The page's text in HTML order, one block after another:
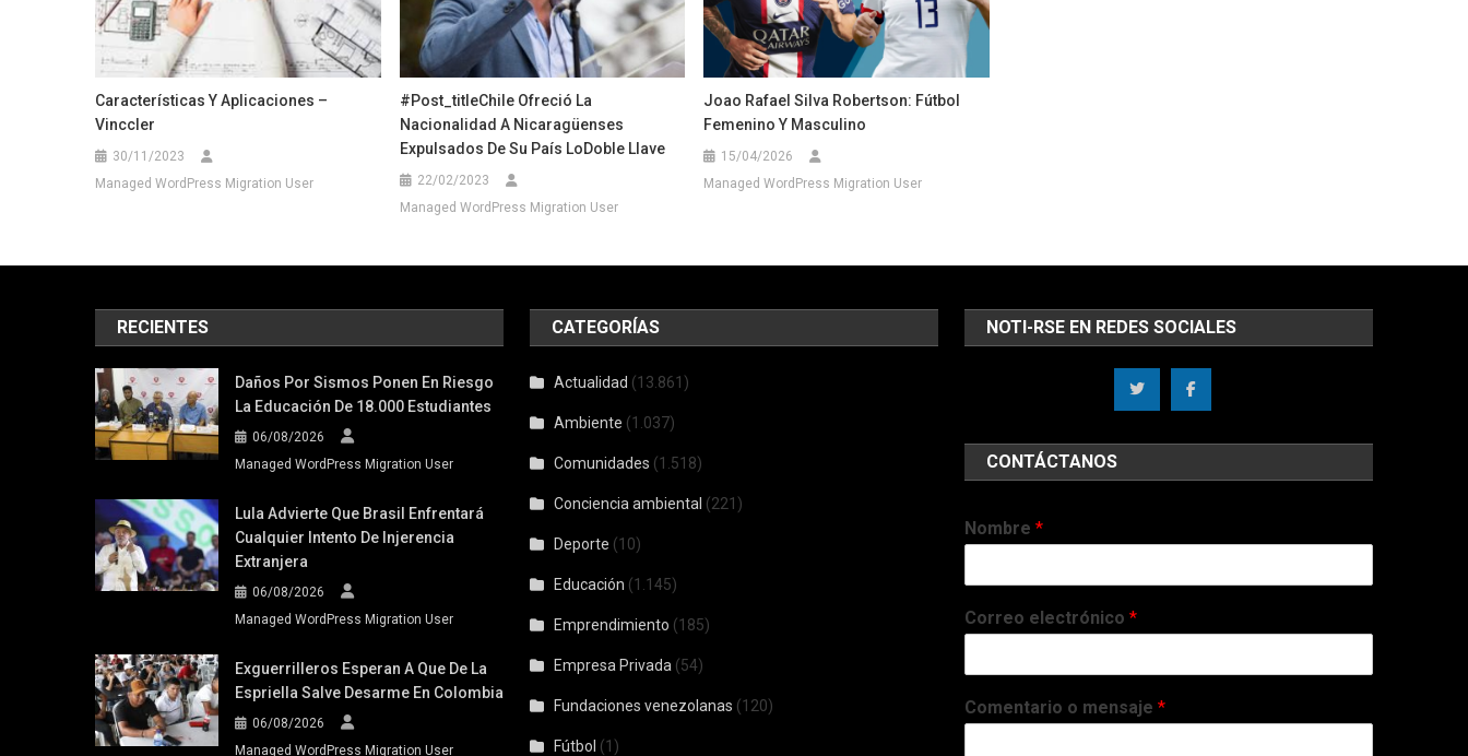
Características Y Aplicaciones –
Vinccler
30/11/2023
Managed WordPress Migration User
#post_titleChile Ofreció La
Nacionalidad A Nicaragüenses
Expulsados De Su País LoDoble Llave
22/02/2023
Managed WordPress Migration User
Joao Rafael Silva Robertson: Fútbol
Femenino Y Masculino
15/04/2026
Managed WordPress Migration User
RECIENTES
Daños Por Sismos Ponen En Riesgo
La Educación De 18.000 Estudiantes
06/08/2026
Managed WordPress Migration User
Lula Advierte Que Brasil Enfrentará
Cualquier Intento De Injerencia
Extranjera
06/08/2026
Managed WordPress Migration User
Exguerrilleros Esperan A Que De La
Espriella Salve Desarme En Colombia
06/08/2026
Managed WordPress Migration User
CATEGORÍAS
Actualidad (13.861)
Ambiente (1.037)
Comunidades (1.518)
Conciencia ambiental (221)
Deporte (10)
Educación (1.145)
Emprendimiento (185)
Empresa Privada (54)
Fundaciones venezolanas (120)
Fútbol (1)
NOTI-RSE EN REDES SOCIALES
CONTÁCTANOS
Nombre *
Correo electrónico *
Comentario o mensaje *